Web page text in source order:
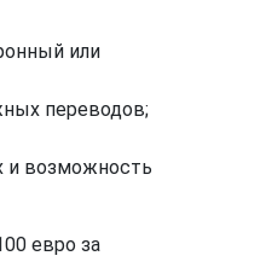
или
переводов;
и возможность
евро за